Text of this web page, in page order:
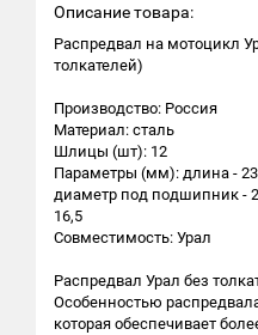
Описание товара:
Распредвал на мотоцикл
толкателей)
Производство: Россия
Материал: сталь
Шлицы (шт): 12
Параметры (мм): длина -
диаметр под подшипник -
16,5
Совместимость: Урал
Распредвал Урал без
Особенностью
которая обеспечивает